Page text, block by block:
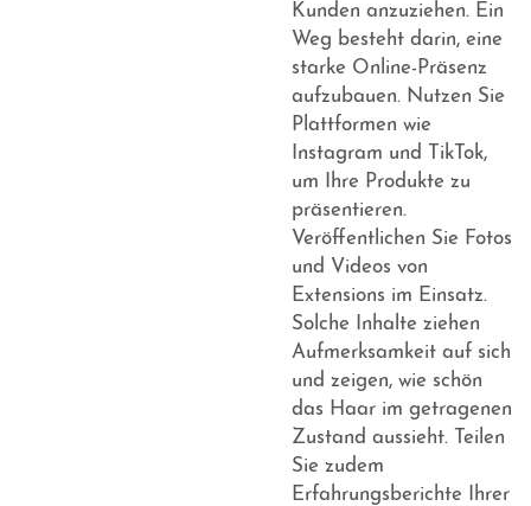
Kunden anzuziehen. Ein
Weg besteht darin, eine
starke Online-Präsenz
aufzubauen. Nutzen Sie
Plattformen wie
Instagram und TikTok,
um Ihre Produkte zu
präsentieren.
Veröffentlichen Sie Fotos
und Videos von
Extensions im Einsatz.
Solche Inhalte ziehen
Aufmerksamkeit auf sich
und zeigen, wie schön
das Haar im getragenen
Zustand aussieht. Teilen
Sie zudem
Erfahrungsberichte Ihrer